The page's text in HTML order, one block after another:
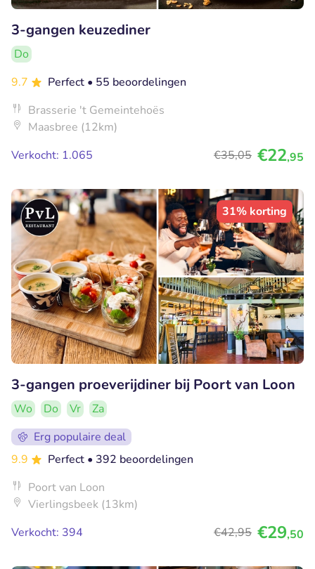
3-gangen keuzediner
Do
9.7
Perfect • 55 beoordelingen
Brasserie 't Gemeintehoës
Maasbree (12km)
Verkocht: 1.065
€35,05 €22,95
31% korting
3-gangen proeverijdiner bij Poort van Loon
Wo Do Vr
Za
Erg populaire deal
9.9
Perfect • 392 beoordelingen
Poort van Loon
Vierlingsbeek (13km)
Verkocht: 394
€42,95 €29,50